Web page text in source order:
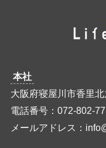
本社
大阪府寝屋川市香里
電話番号：072-802-
メールアドレス：